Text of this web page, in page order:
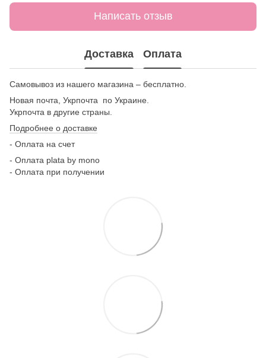
Написать отзыв
Доставка Оплата
Самовывоз из нашего магазина – бесплатно.
Новая почта, Укрпочта по Украине.
Укрпочта в другие страны.
Подробнее о доставке
- Оплата на счет
- Оплата plata by mono
- Оплата при получении